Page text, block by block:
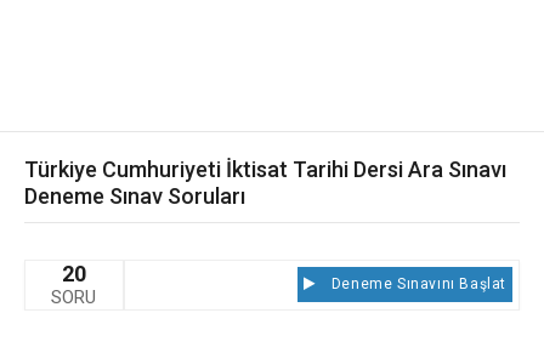
Türkiye Cumhuriyeti İktisat Tarihi Dersi Ara Sınavı
Deneme Sınav Soruları
20
SORU
Deneme Sınavını Başlat